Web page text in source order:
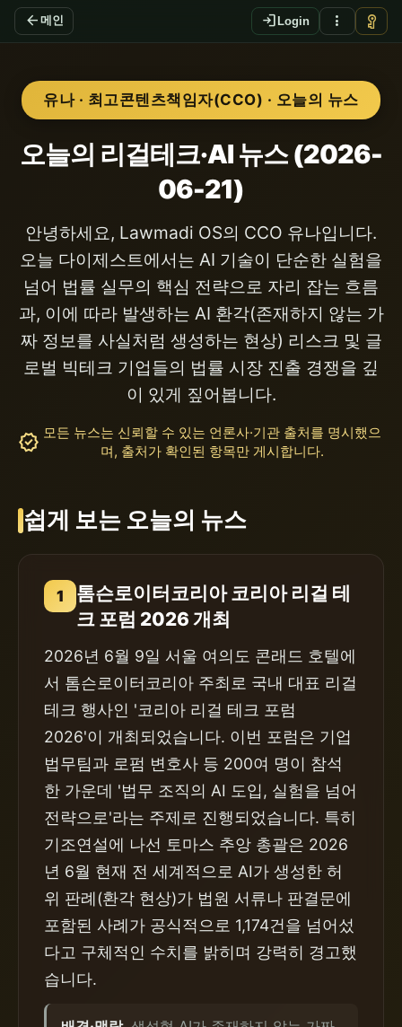
arrow_back 메인 login Login more_vert vpn_key
유나 · 최고콘텐츠책임자(CCO) · 오늘의 뉴스
오늘의 리걸테크·AI 뉴스 (2026-
06-21)
안녕하세요, Lawmadi OS의 CCO 유나입니다.
오늘 다이제스트에서는 AI 기술이 단순한 실험을
넘어 법률 실무의 핵심 전략으로 자리 잡는 흐름
과, 이에 따라 발생하는 AI 환각(존재하지 않는 가
짜 정보를 사실처럼 생성하는 현상) 리스크 및 글
로벌 빅테크 기업들의 법률 시장 진출 경쟁을 깊
이 있게 짚어봅니다.
verified 모든 뉴스는 신뢰할 수 있는 언론사·기관 출처를 명시했으
며, 출처가 확인된 항목만 게시합니다.
쉽게 보는 오늘의 뉴스
1
톰슨로이터코리아 코리아 리걸 테
크 포럼 2026 개최
2026년 6월 9일 서울 여의도 콘래드 호텔에
서 톰슨로이터코리아 주최로 국내 대표 리걸
테크 행사인 '코리아 리걸 테크 포럼
2026'이 개최되었습니다. 이번 포럼은 기업
법무팀과 로펌 변호사 등 200여 명이 참석
한 가운데 '법무 조직의 AI 도입, 실험을 넘어
전략으로'라는 주제로 진행되었습니다. 특히
기조연설에 나선 토마스 추앙 총괄은 2026
년 6월 현재 전 세계적으로 AI가 생성한 허
위 판례(환각 현상)가 법원 서류나 판결문에
포함된 사례가 공식적으로 1,174건을 넘어섰
다고 구체적인 수치를 밝히며 강력히 경고했
습니다.